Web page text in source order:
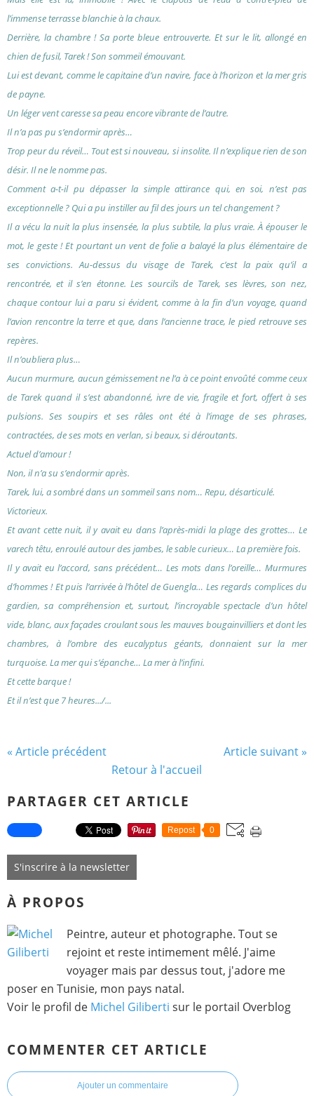
l’immense terrasse blanchie à la chaux.
Derrière, la chambre ! Sa porte bleue entrouverte. Et sur le lit, allongé en
chien de fusil, Tarek ! Son sommeil émouvant.
Lui est devant, comme le capitaine d’un navire, face à l’horizon et la mer gris
de payne.
Un léger vent caresse sa peau encore vibrante de l’autre.
Il n’a pas pu s’endormir après…
Trop peur du réveil… Tout est si nouveau, si insolite. Il n’explique rien de son
désir. Il ne le nomme pas.
Comment a-t-il pu dépasser la simple attirance qui, en soi, n’est pas
exceptionnelle ? Qui a pu instiller au ﬁl des jours un tel changement ?
Il a vécu la nuit la plus insensée, la plus subtile, la plus vraie. À épouser le
mot, le geste ! Et pourtant un vent de folie a balayé la plus élémentaire de
ses convictions. Au-dessus du visage de Tarek, c’est la paix qu’il a
rencontrée, et il s’en étonne. Les sourcils de Tarek, ses lèvres, son nez,
chaque contour lui a paru si évident, comme à la ﬁn d’un voyage, quand
l’avion rencontre la terre et que, dans l’ancienne trace, le pied retrouve ses
repères.
Il n’oubliera plus…
Aucun murmure, aucun gémissement ne l’a à ce point envoûté comme ceux
de Tarek quand il s’est abandonné, ivre de vie, fragile et fort, offert à ses
pulsions. Ses soupirs et ses râles ont été à l’image de ses phrases,
contractées, de ses mots en verlan, si beaux, si déroutants.
Actuel d’amour !
Non, il n’a su s’endormir après.
Tarek, lui, a sombré dans un sommeil sans nom… Repu, désarticulé.
Victorieux.
Et avant cette nuit, il y avait eu dans l’après-midi la plage des grottes… Le
varech têtu, enroulé autour des jambes, le sable curieux… La première fois.
Il y avait eu l’accord, sans précédent… Les mots dans l’oreille… Murmures
d’hommes ! Et puis l’arrivée à l’hôtel de Guengla… Les regards complices du
gardien, sa compréhension et, surtout, l’incroyable spectacle d’un hôtel
vide, blanc, aux façades croulant sous les mauves bougainvilliers et dont les
chambres, à l’ombre des eucalyptus géants, donnaient sur la mer
turquoise. La mer qui s’épanche… La mer à l’inﬁni.
Et cette barque !
Et il n’est que 7 heures.../...
« Article précédent
Article suivant »
Retour à l'accueil
PARTAGER CET ARTICLE
Repost 0
S'inscrire à la newsletter
À PROPOS
Peintre, auteur et photographe. Tout se
rejoint et reste intimement mêlé. J'aime
voyager mais par dessus tout, j'adore me
poser en Tunisie, mon pays natal.
Voir le profil de Michel Giliberti sur le portail Overblog
COMMENTER CET ARTICLE
Ajouter un commentaire